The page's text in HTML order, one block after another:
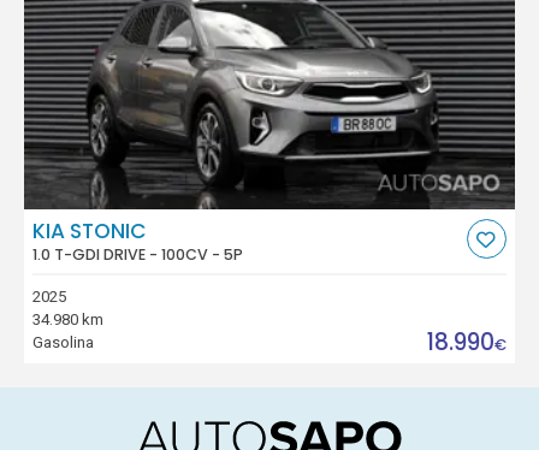
KIA STONIC
1.0 T-GDI DRIVE - 100CV - 5P
2025
34.980 km
Gasolina
18.990€